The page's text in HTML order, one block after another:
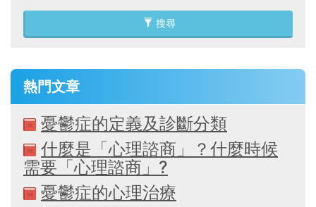
搜尋
熱門文章
憂鬱症的定義及診斷分類
什麼是「心理諮商」？什麼時候
需要「心理諮商」?
憂鬱症的心理治療